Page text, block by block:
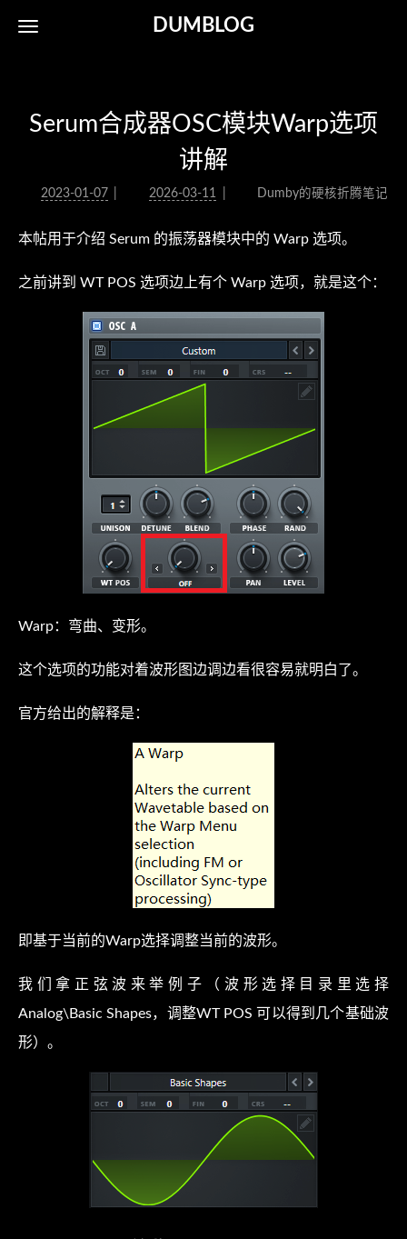
DUMBLOG
Serum合成器OSC模块Warp选项
讲解
2023-01-07 2026-03-11 Dumby的硬核折腾笔记
本帖用于介绍 Serum 的振荡器模块中的 Warp 选项。
之前讲到 WT POS 选项边上有个 Warp 选项，就是这个：
Warp：弯曲、变形。
这个选项的功能对着波形图边调边看很容易就明白了。
官方给出的解释是：
即基于当前的Warp选择调整当前的波形。
我们拿正弦波来举例子（波形选择目录里选择
Analog\Basic Shapes，调整WT POS 可以得到几个基础波
形）。